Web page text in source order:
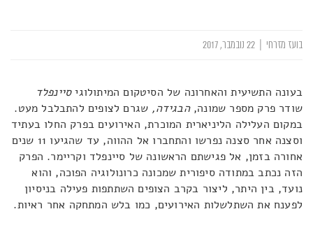
בועז מזרחי
בעונה התשיעית והאחרונה של הסיטקום המיתולוגיסיינפלד
שודר פרק מספר שמונה,הבגידה, שגרם לצופים להתבלבל מעט.
במקום העלילה הליניארית המוכרת, האירועים בפרק החלו בעתיד
וסצנה אחר סצנה נפרשו והתחברו אל ההווה, עד שהגיעו 11 שנים
אחורה בזמן, אל פגישתם הראשונה של סיינפלד וקריימר. הפרק
הזה נכתב במתודה סיפורית שמכונה כרונולוגיה הפוכה, והוא
נועד, בין היתר, ליצור בקרב הצופים השתתפות פעילה בניסיון
לפענח את השתלשלות האירועים, כמו בלש המתחקה אחר ראיות.